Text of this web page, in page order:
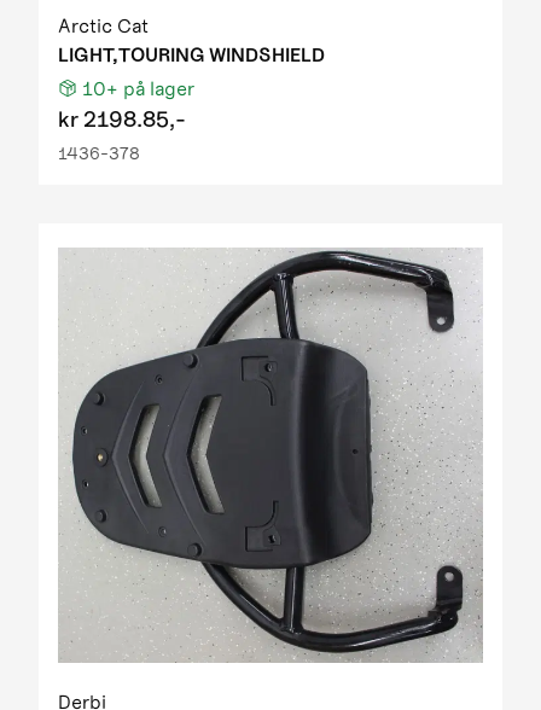
Arctic Cat
LIGHT,TOURING WINDSHIELD
10+ på lager
kr 2198.85,-
1436-378
Derbi